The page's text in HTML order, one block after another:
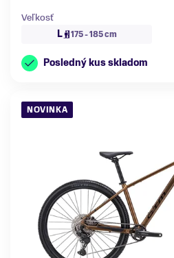
Veľkosť
L
175 - 185 cm
Posledný kus skladom
NOVINKA